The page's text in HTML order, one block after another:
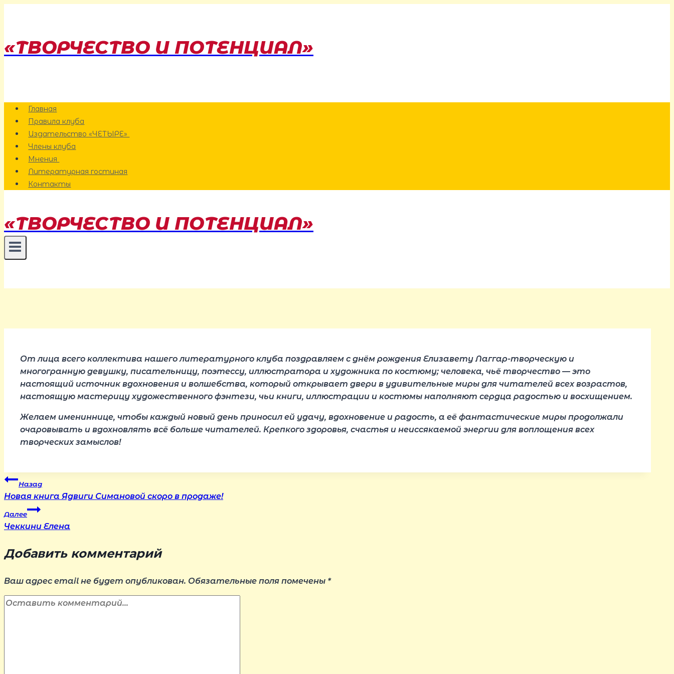
«ТВОРЧЕСТВО И ПОТЕНЦИАЛ»
Главная
Правила клуба
Издательство «ЧЕТЫРЕ»
Члены клуба
Мнения
Литературная гостиная
Контакты
«ТВОРЧЕСТВО И ПОТЕНЦИАЛ»
От лица всего коллектива нашего литературного клуба поздравляем с днём рождения Елизавету Лаггар-творческую и
многогранную девушку, писательницу, поэтессу, иллюстратора и художника по костюму; человека, чьё творчество — это
настоящий источник вдохновения и волшебства, который открывает двери в удивительные миры для читателей всех возрастов,
настоящую мастерицу художественного фэнтези, чьи книги, иллюстрации и костюмы наполняют сердца радостью и восхищением.
Желаем имениннице, чтобы каждый новый день приносил ей удачу, вдохновение и радость, а её фантастические миры продолжали
очаровывать и вдохновлять всё больше читателей. Крепкого здоровья, счастья и неиссякаемой энергии для воплощения всех
творческих замыслов!
Навигация
по
Назад
Новая книга Ядвиги Симановой скоро в продаже!
Далее
Чеккини Елена
Добавить комментарий
Ваш адрес email не будет опубликован. Обязательные поля помечены *